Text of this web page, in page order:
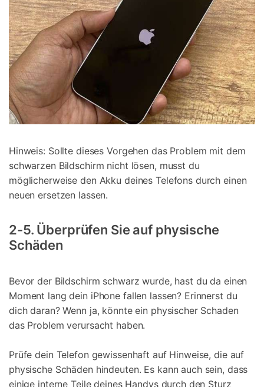
Hinweis: Sollte dieses Vorgehen das Problem mit dem
schwarzen Bildschirm nicht lösen, musst du
möglicherweise den Akku deines Telefons durch einen
neuen ersetzen lassen.
2-5. Überprüfen Sie auf physische
Schäden
Bevor der Bildschirm schwarz wurde, hast du da einen
Moment lang dein iPhone fallen lassen? Erinnerst du
dich daran? Wenn ja, könnte ein physischer Schaden
das Problem verursacht haben.
Prüfe dein Telefon gewissenhaft auf Hinweise, die auf
physische Schäden hindeuten. Es kann auch sein, dass
einige interne Teile deines Handys durch den Sturz